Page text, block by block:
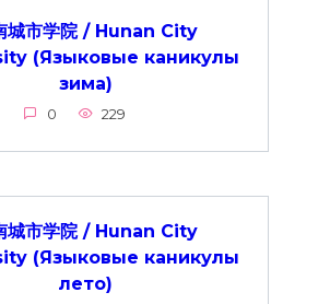
城市学院 / Hunan City
(Языковые каникулы
зима)
0 229
城市学院 / Hunan City
(Языковые каникулы
лето)